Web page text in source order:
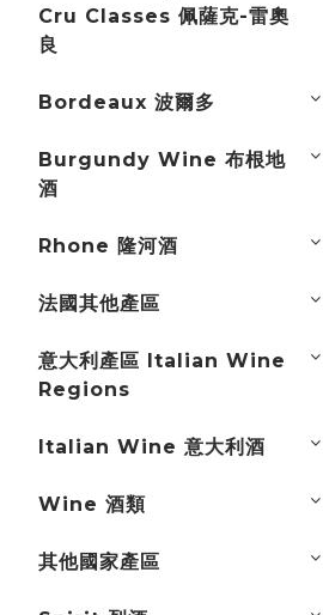
Cru Classes 佩薩克-雷奧
良
Bordeaux 波爾多
Burgundy Wine 布根地
酒
Rhone 隆河酒
法國其他產區
意大利產區 Italian Wine
Regions
Italian Wine 意大利酒
Wine 酒類
其他國家產區